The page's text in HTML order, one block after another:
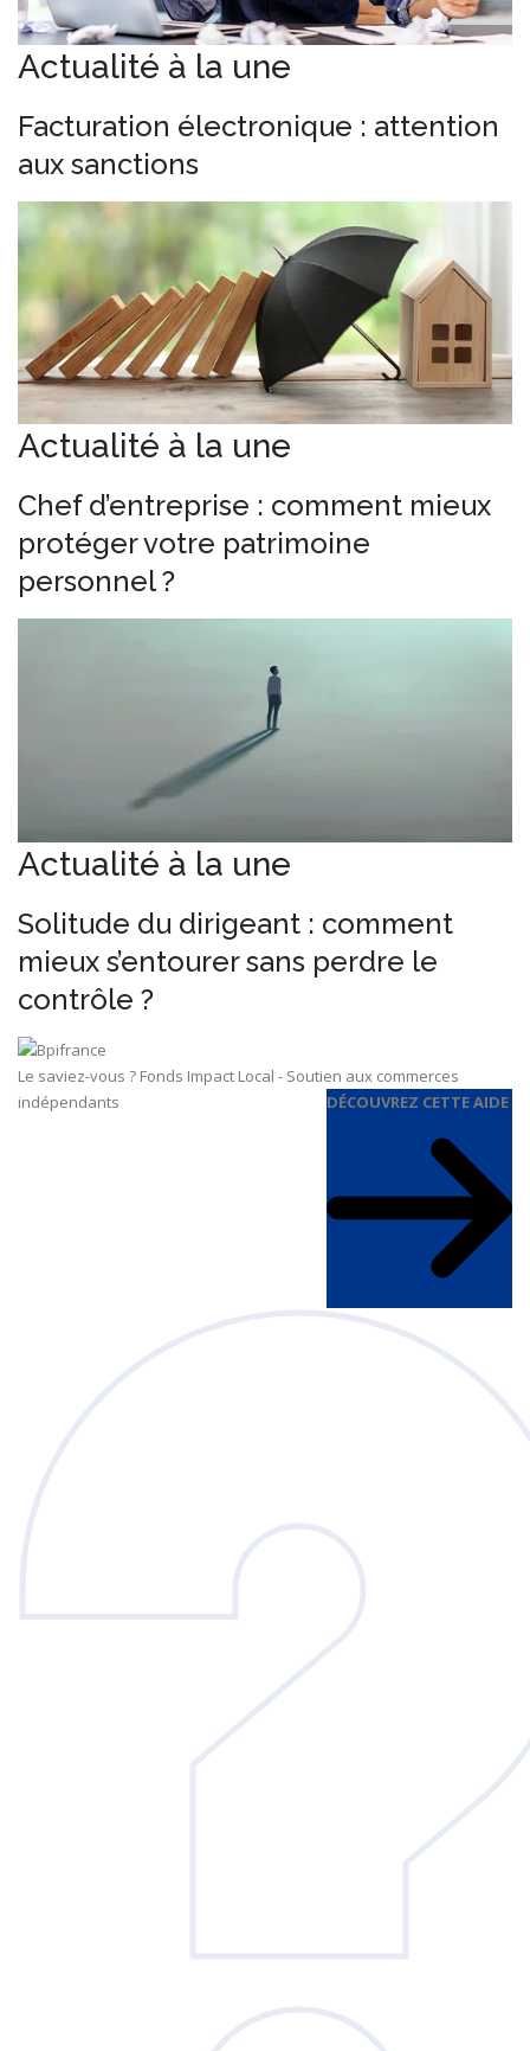
Actualité à la une
Facturation électronique : attention
aux sanctions
Actualité à la une
Chef d’entreprise : comment mieux
protéger votre patrimoine
personnel ?
Actualité à la une
Solitude du dirigeant : comment
mieux s’entourer sans perdre le
contrôle ?
Le saviez-vous ? Fonds Impact Local - Soutien aux commerces
indépendants
DÉCOUVREZ CETTE AIDE